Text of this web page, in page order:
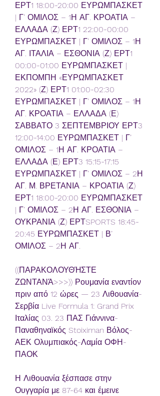
ΕΡΤ1 18:00-20:00 ΕΥΡΩΜΠΑΣΚΕΤ
| Γ’ ΟΜΙΛΟΣ – 1Η ΑΓ. ΚΡΟΑΤΙΑ –
ΕΛΛΑΔΑ (Ζ) ΕΡΤ1 22:00-00:00
ΕΥΡΩΜΠΑΣΚΕΤ | Γ’ ΟΜΙΛΟΣ – 1Η
ΑΓ. ΙΤΑΛΙΑ – ΕΣΘΟΝΙΑ (Ζ) ΕΡΤ1
00:00-01:00 ΕΥΡΩΜΠΑΣΚΕΤ |
ΕΚΠΟΜΠΗ «ΕΥΡΩΜΠΑΣΚΕΤ
2022» (Ζ) ΕΡΤ1 01:00-02:30
ΕΥΡΩΜΠΑΣΚΕΤ | Γ’ ΟΜΙΛΟΣ – 1Η
ΑΓ. ΚΡΟΑΤΙΑ – ΕΛΛΑΔΑ (Ε)
ΣΑΒΒΑΤΟ 3 ΣΕΠΤΕΜΒΡΙΟΥ ΕΡΤ3
12:00-14:00 ΕΥΡΩΜΠΑΣΚΕΤ | Γ’
ΟΜΙΛΟΣ – 1Η ΑΓ. ΚΡΟΑΤΙΑ –
ΕΛΛΑΔΑ (Ε) ΕΡΤ3 15:15-17:15
ΕΥΡΩΜΠΑΣΚΕΤ | Γ’ ΟΜΙΛΟΣ – 2Η
ΑΓ. Μ. ΒΡΕΤΑΝΙΑ – ΚΡΟΑΤΙΑ (Ζ)
ΕΡΤ1 18:00-20:00 ΕΥΡΩΜΠΑΣΚΕΤ
| Γ’ ΟΜΙΛΟΣ – 2Η ΑΓ. ΕΣΘΟΝΙΑ –
ΟΥΚΡΑΝΙΑ (Ζ) ΕΡΤSPORTS 18:45-
20:45 ΕΥΡΩΜΠΑΣΚΕΤ | Β’
ΟΜΙΛΟΣ – 2Η ΑΓ.
((ΠΑΡΑΚΟΛΟΥΘΉΣΤΕ
ΖΩΝΤΑΝΆ>>>)) Ρουμανία εναντίον
πριν από 12 ώρες — 23 Λιθουανία-
Σερβία Live Formula 1: Grand Prix
Ιταλίας 03. 23 ΠΑΣ Γιάννινα-
Παναθηναϊκός Stoiximan Βόλος-
ΑΕΚ Ολυμπιακός-Λαμία ΟΦΗ-
ΠΑΟΚ
Η Λιθουανία ξέσπασε στην
Ουγγαρία με 87-64 και έμεινε